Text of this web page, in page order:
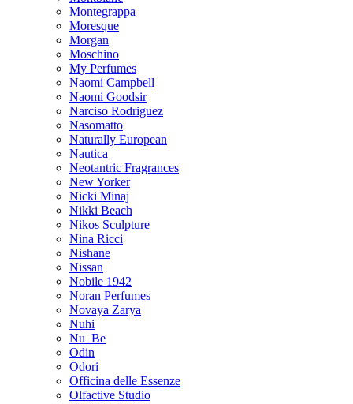
Montegrappa
Moresque
Morgan
Moschino
My Perfumes
Naomi Campbell
Naomi Goodsir
Narciso Rodriguez
Nasomatto
Naturally European
Nautica
Neotantric Fragrances
New Yorker
Nicki Minaj
Nikki Beach
Nikos Sculpture
Nina Ricci
Nishane
Nissan
Nobile 1942
Noran Perfumes
Novaya Zarya
Nuhi
Nu_Be
Odin
Odori
Officina delle Essenze
Olfactive Studio